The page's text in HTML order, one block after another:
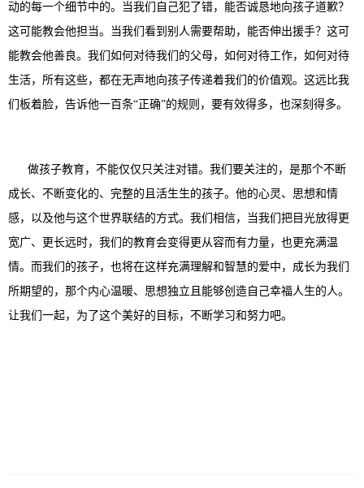
动的每一个细节中的。当我们自己犯了错，能否诚恳地向孩子道歉？
这可能教会他担当。当我们看到别人需要帮助，能否伸出援手？这可
能教会他善良。我们如何对待我们的父母，如何对待工作，如何对待
生活，所有这些，都在无声地向孩子传递着我们的价值观。这远比我
们板着脸，告诉他一百条“正确”的规则，要有效得多，也深刻得多。
做孩子教育，不能仅仅只关注对错。我们要关注的，是那个不断
成长、不断变化的、完整的且活生生的孩子。他的心灵、思想和情
感，以及他与这个世界联结的方式。我们相信，当我们把目光放得更
宽广、更长远时，我们的教育会变得更从容而有力量，也更充满温
情。而我们的孩子，也将在这样充满理解和智慧的爱中，成长为我们
所期望的，那个内心温暖、思想独立且能够创造自己幸福人生的人。
让我们一起，为了这个美好的目标，不断学习和努力吧。